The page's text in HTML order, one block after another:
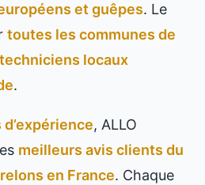
et guêpes. Le
toutes les communes de
techniciens locaux
.
, ALLO
meilleurs avis clients du
en France. Chaque